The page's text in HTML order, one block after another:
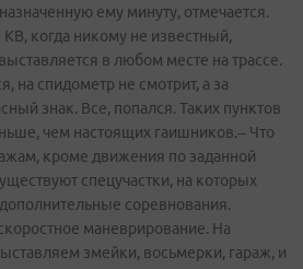
ему минуту, отмечается.
когда никому не известный,
в любом месте на трассе.
на спидометр не смотрит, а за
знак. Все, попался. Таких пунктов
чем настоящих гаишников.– Что
кроме движения по заданной
спецучастки, на которых
соревнования.
маневрирование. На
змейки, восьмерки, гараж, и